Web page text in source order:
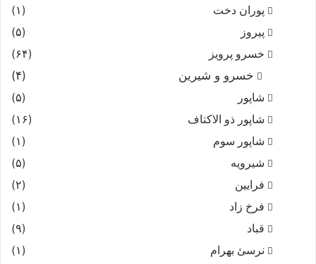
پوران دخت
(۱)
پیروز
(۵)
خسرو پرویز
(۶۴)
خسرو و شیرین (۴)
شاپور
(۵)
شاپور ذو الاکتاف
(۱۶)
شاپور سوم‏
(۱)
شیرویه
(۵)
فرایین
(۲)
فرخ زاد
(۱)
قباد
(۹)
نرسئ بهرام‏
(۱)